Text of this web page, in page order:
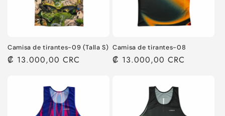
Camisa de tirantes-09 (Talla S)
Precio
₡ 13.000,00 CRC
Camisa de tirantes-08
Precio
₡ 13.000,00 CRC